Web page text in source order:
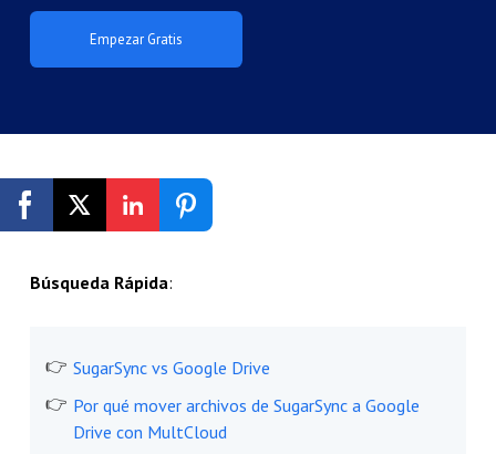
Búsqueda Rápida:
SugarSync vs Google Drive
Por qué mover archivos de SugarSync a Google
Drive con MultCloud